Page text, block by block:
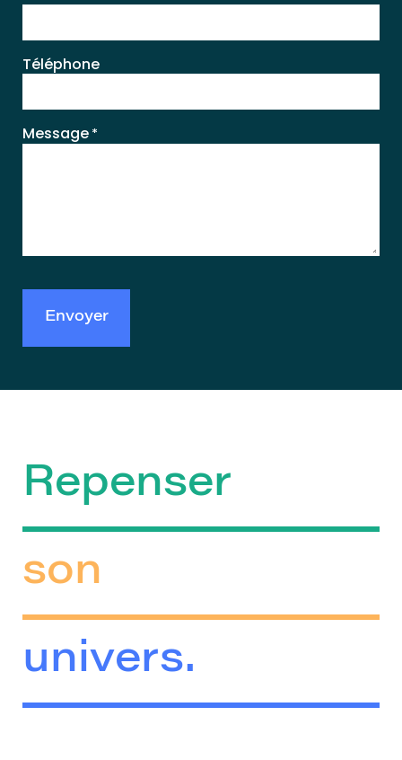
Téléphone
Message *
Repenser
son
univers.